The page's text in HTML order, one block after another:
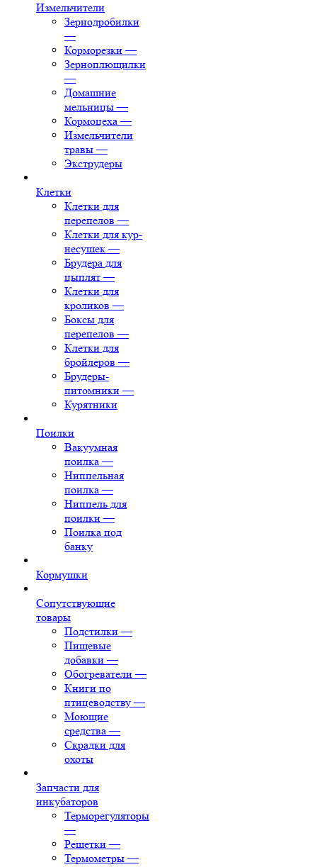
Измельчители
Зернодробилки
—
Корморезки —
Зерноплющилки
—
Домашние
мельницы —
Кормоцеха —
Измельчители
травы —
Экструдеры
Клетки
Клетки для
перепелов —
Клетки для кур-
несушек —
Брудера для
цыплят —
Клетки для
кроликов —
Боксы для
перепелов —
Клетки для
бройлеров —
Брудеры-
питомники —
Курятники
Поилки
Вакуумная
поилка —
Ниппельная
поилка —
Ниппель для
поилки —
Поилка под
банку
Кормушки
Сопутствующие
товары
Подстилки —
Пищевые
добавки —
Обогреватели —
Книги по
птицеводству —
Моющие
средства —
Скрадки для
охоты
Запчасти для
инкубаторов
Терморегуляторы
—
Решетки —
Термометры —